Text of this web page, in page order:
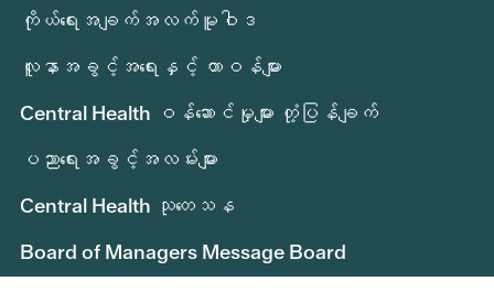
ကိုယ်ရေးအချက်အလက်မူဝါဒ
လူနာအခွင့်အရေးနှင့် တာဝန်များ
Central Health ဝန်ဆောင်မှုများ တုံ့ပြန်ချက်
ပညာရေးအခွင့်အလမ်းများ
Central Health သုတေသန
Board of Managers Message Board